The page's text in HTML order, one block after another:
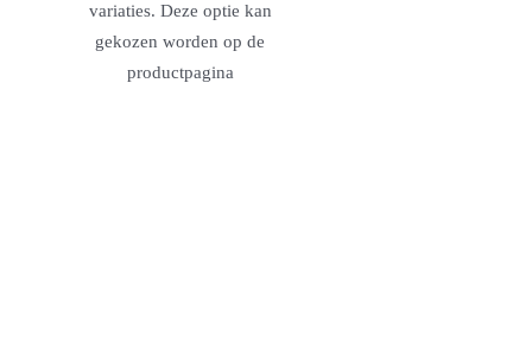
variaties. Deze optie kan
gekozen worden op de
productpagina